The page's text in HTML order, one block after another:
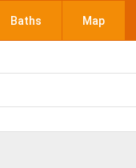
Baths Map